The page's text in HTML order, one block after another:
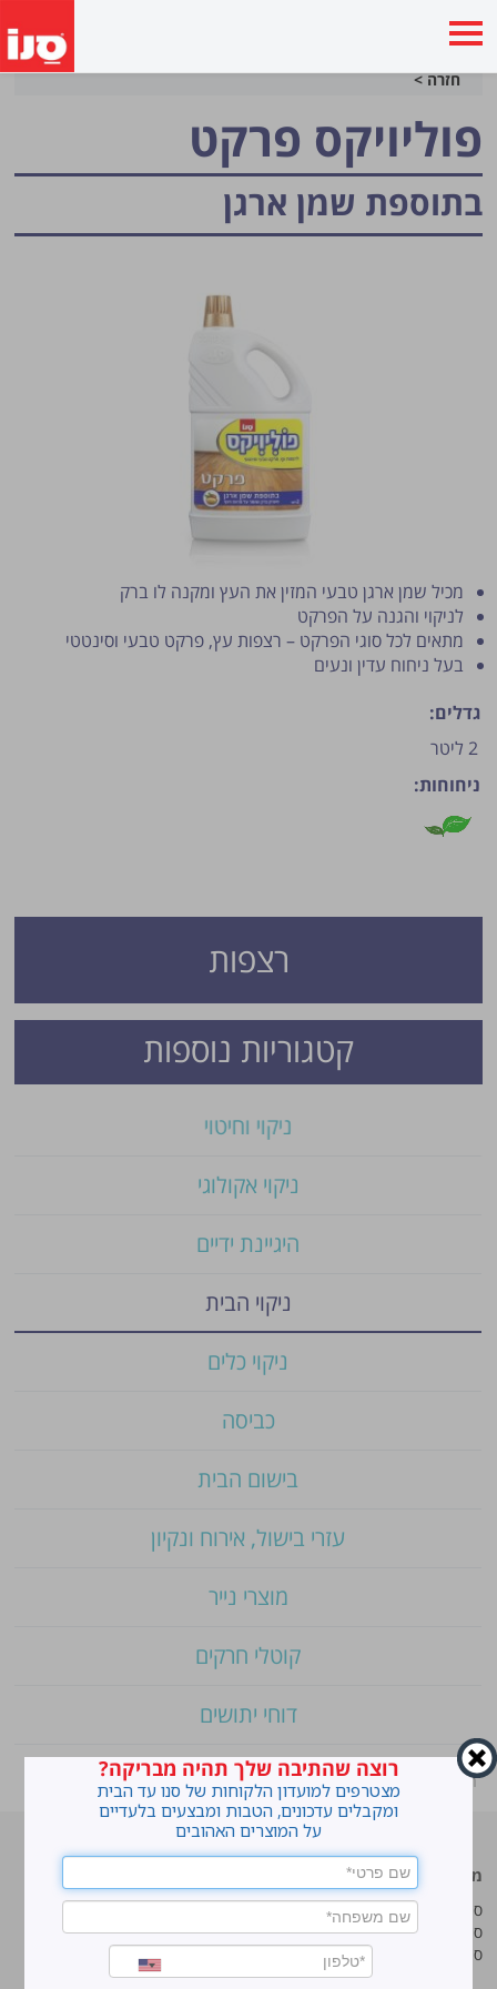
חזרה >
רצפות
פוליויקס פרקט
בתוספת שמן ארגן
מכיל שמן ארגן טבעי המזין את העץ ומקנה לו ברק
לניקוי והגנה על הפרקט
מתאים לכל סוגי הפרקט – רצפות עץ, פרקט טבעי וסינטטי
בעל ניחוח עדין ונעים
ניחוחות:
גדלים:
2 ליטר
קטגוריות נוספות
ניקוי וחיטוי
ניקוי אקולוגי
היגיינת ידיים
ניקוי הבית
ניקוי כלים
כביסה
בישום הבית
עזרי בישול, אירוח ונקיון
מוצרי נייר
קוטלי חרקים
דוחי יתושים
פרסום הטיפ מותנה לשיקול מנהל האתר.
ראשי Shop
»פוליויקס פרקט
מוצרים מובילים
סנו ז'אוול סופר ג'ל
סנו ז'אוול קצף ניקוי
סנו ז'אוול אבקת ניקוי
לנקות חלונות עם חיוך
עושים סדר בארון הנעליים
טיפים והמלצות מקצועיות לשימוש
רוצה שהתיבה שלך תהיה מבריקה?
מצטרפים למועדון הלקוחות של סנו עד הבית
ומקבלים עדכונים, הטבות ומבצעים בלעדיים
על המוצרים האהובים